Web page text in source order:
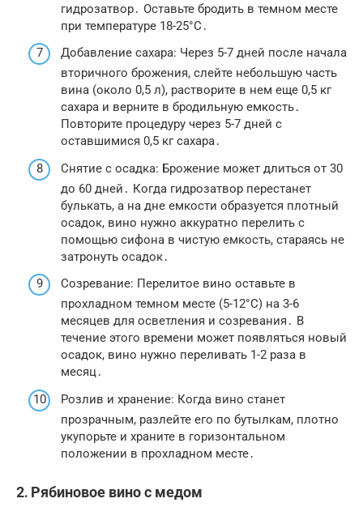
гидрозатвор․ Оставьте бродить в темном месте
при температуре 18-25°C․
Добавление сахара: Через 5-7 дней после начала
вторичного брожения, слейте небольшую часть
вина (около 0,5 л), растворите в нем еще 0,5 кг
сахара и верните в бродильную емкость․
Повторите процедуру через 5-7 дней с
оставшимися 0,5 кг сахара․
Снятие с осадка: Брожение может длиться от 30
до 60 дней․ Когда гидрозатвор перестанет
булькать, а на дне емкости образуется плотный
осадок, вино нужно аккуратно перелить с
помощью сифона в чистую емкость, стараясь не
затронуть осадок․
Созревание: Перелитое вино оставьте в
прохладном темном месте (5-12°C) на 3-6
месяцев для осветления и созревания․ В
течение этого времени может появляться новый
осадок, вино нужно переливать 1-2 раза в
месяц․
Розлив и хранение: Когда вино станет
прозрачным, разлейте его по бутылкам, плотно
укупорьте и храните в горизонтальном
положении в прохладном месте․
2․ Рябиновое вино с медом